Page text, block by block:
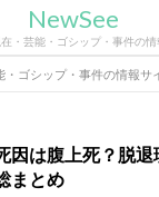
NewSee
・芸能・ゴシップ・事件の情
ゴシップ・事件の情報サ
因は腹上死？脱退
まとめ